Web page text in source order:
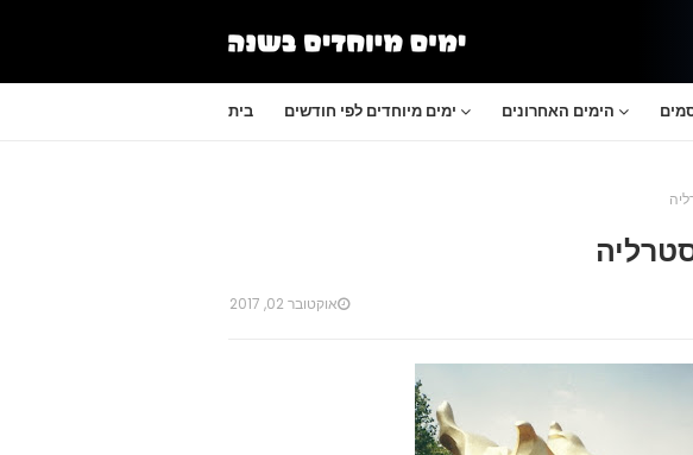
בית ימים מיוחדים לפי חודשים הימים האחרונים
אוקטובר 02, 2017